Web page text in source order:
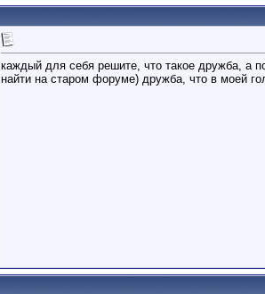
каждый для себя решите, что такое дружба, а
найти на старом форуме) дружба, что в моей